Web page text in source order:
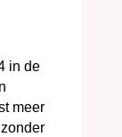
in de
meer